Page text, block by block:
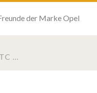
der Marke Opel
…